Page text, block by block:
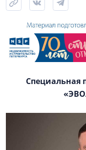
Специальная